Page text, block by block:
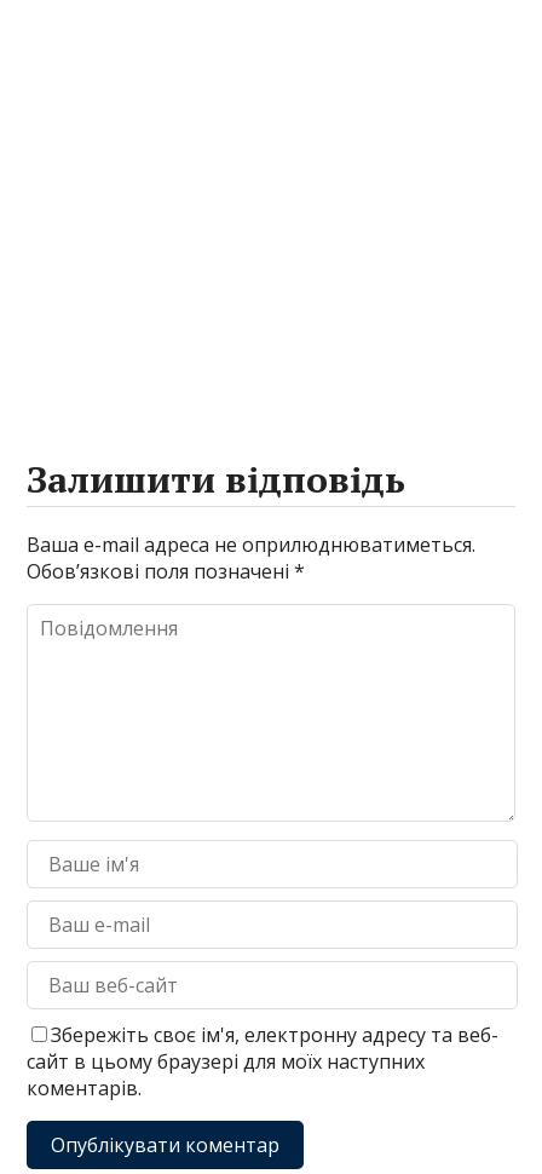
Залишити відповідь
Ваша e-mail адреса не оприлюднюватиметься.
Обов’язкові поля позначені*
Збережіть своє ім'я, електронну адресу та веб-
сайт в цьому браузері для моїх наступних
коментарів.